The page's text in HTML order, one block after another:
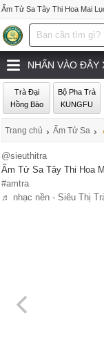
Ấm Tử Sa Tây Thi Hoa Mai
NHẤN VÀO ĐÂY
Trà Đại
Hồng Bào
Bộ Pha Trà
KUNGFU
Trang chủ › Ấm Tử Sa ›
@sieuthitra
Ấm Tử Sa Tây Thi Hoa
#amtra
♬ nhạc nền - Siêu Thị